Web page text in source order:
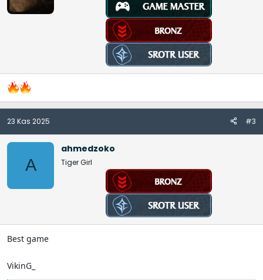
:
23 Kas 2025 #3
A
ahmedzoko
Tiger Girl
Best game
VikinG_